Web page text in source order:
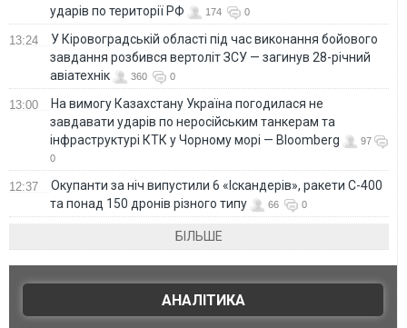
ударів по території РФ 174 0
13:24
У Кіровоградській області під час виконання бойового
завдання розбився вертоліт ЗСУ — загинув 28-річний
авіатехнік
360 0
13:00
На вимогу Казахстану Україна погодилася не
завдавати ударів по неросійським танкерам та
інфраструктурі КТК у Чорному морі — Bloomberg
97
0
12:37
Окупанти за ніч випустили 6 «Іскандерів», ракети С-400
та понад 150 дронів різного типу
66 0
БІЛЬШЕ
АНАЛІТИКА